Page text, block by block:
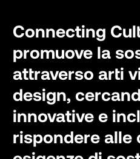
Connecting
promuove la
attraverso arti
design,
innovative e
rispondere alle